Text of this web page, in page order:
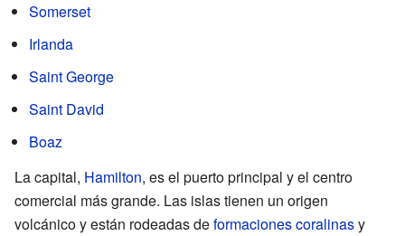
Somerset
Irlanda
Saint George
Saint David
Boaz
La capital, Hamilton, es el puerto principal y el centro
comercial más grande. Las islas tienen un origen
volcánico y están rodeadas deformaciones coralinasy